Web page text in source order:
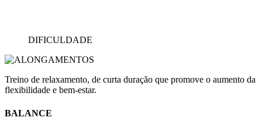
DIFICULDADE
Treino de relaxamento, de curta duração que promove o aumento da
flexibilidade e bem-estar.
BALANCE